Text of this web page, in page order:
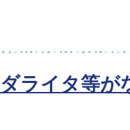
ライタ等が